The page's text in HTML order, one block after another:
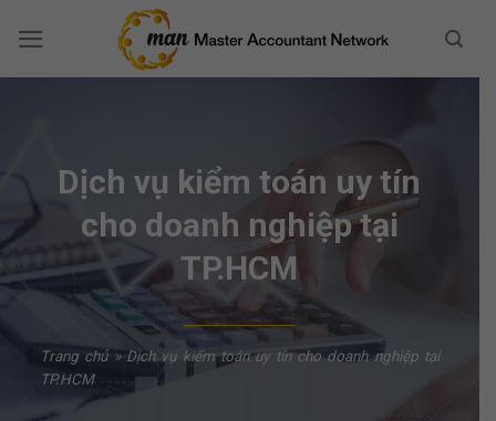
Dịch vụ kiểm toán uy tín
cho doanh nghiệp tại
TP.HCM
Trang chủ» Dịch vụ kiểm toán uy tín cho doanh nghiệp tại
TP.HCM